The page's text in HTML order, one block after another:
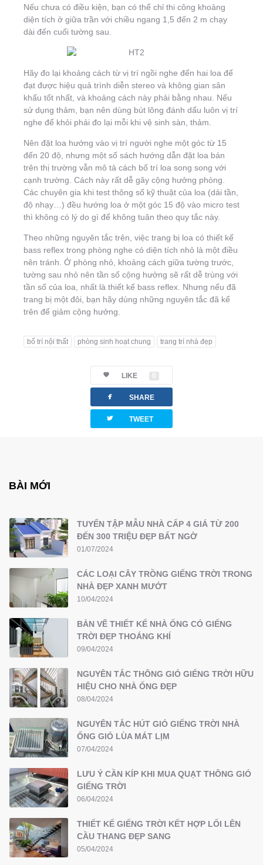
Nếu chưa có điều kiện, bạn có thể chỉ thi công khoảng
diện tích ở giữa trần với chiều ngang 1,5 đến 2 m chạy
dài đến cuối tường sau.
Hãy đo lại khoảng cách từ vị trí ngồi nghe đến hai loa để
đạt được hiệu quả trình diễn stereo và không gian sân
khấu tốt nhất, và khoảng cách này phải bằng nhau. Nếu
sử dụng thảm, bạn nên dùng bút lông đánh dấu luôn vị trí
nghe để khỏi phải đo lại mỗi khi vệ sinh sàn, thảm.
Nên đặt loa hướng vào vị trí người nghe một góc từ 15
đến 20 độ, nhưng một số sách hướng dẫn đặt loa bán
trên thị trường vẫn mô tả cách bố trí loa song song với
cạnh trường. Cách này rất dễ gây cộng hưởng phòng.
Các chuyên gia khi test thông số kỹ thuật của loa (dải tần,
độ nhạy…) đều hướng loa ở một góc 15 độ vào micro test
thì không có lý do gì để không tuân theo quy tắc này.
Theo những nguyên tắc trên, việc trang bị loa có thiết kế
bass reflex trong phòng nghe có diện tích nhỏ là một điều
nên tránh. Ở phòng nhỏ, khoảng cách giữa tường trước,
tường sau nhỏ nên tần số cộng hưởng sẽ rất dễ trùng với
tần số của loa, nhất là thiết kế bass reflex. Nhưng nếu đã
trang bị một đôi, bạn hãy dùng những nguyên tắc đã kể
trên để giảm cộng hưởng.
bố trí nội thất phòng sinh hoạt chung trang trí nhà đẹp
LIKE 0
facebook SHARE
twitterbird TWEET
BÀI MỚI
TUYỂN TẬP MẪU NHÀ CẤP 4 GIÁ TỪ 200
ĐẾN 300 TRIỆU ĐẸP BẤT NGỜ
01/07/2024
CÁC LOẠI CÂY TRỒNG GIẾNG TRỜI TRONG
NHÀ ĐẸP XANH MƯỚT
10/04/2024
BẢN VẼ THIẾT KẾ NHÀ ỐNG CÓ GIẾNG
TRỜI ĐẸP THOÁNG KHÍ
09/04/2024
NGUYÊN TẮC THÔNG GIÓ GIẾNG TRỜI HỮU
HIỆU CHO NHÀ ỐNG ĐẸP
08/04/2024
NGUYÊN TẮC HÚT GIÓ GIẾNG TRỜI NHÀ
ỐNG GIÓ LÙA MÁT LỊM
07/04/2024
LƯU Ý CẦN KÍP KHI MUA QUẠT THÔNG GIÓ
GIẾNG TRỜI
06/04/2024
THIẾT KẾ GIẾNG TRỜI KẾT HỢP LỐI LÊN
CẦU THANG ĐẸP SANG
05/04/2024